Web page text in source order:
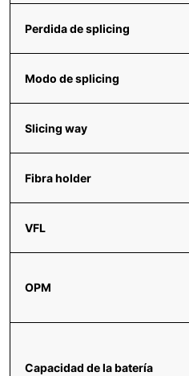
Perdida de splicing
Modo de splicing
Slicing way
Fibra holder
VFL
OPM
Capacidad de la batería